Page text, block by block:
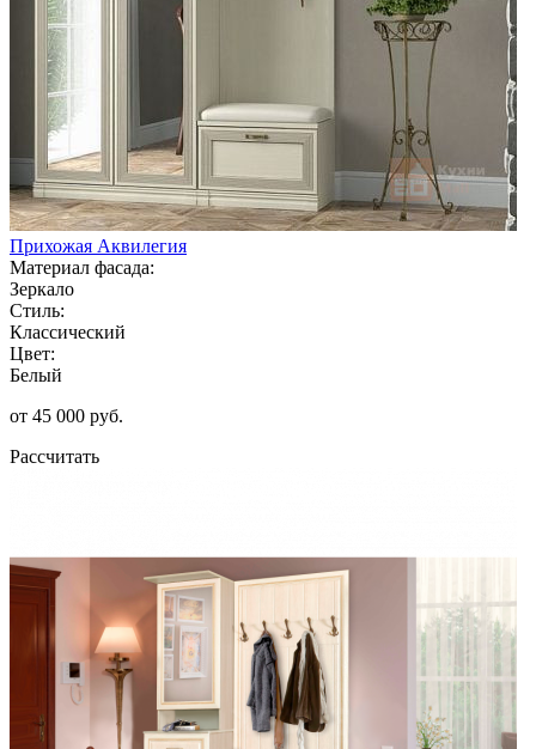
Прихожая Аквилегия
Материал фасада:
Зеркало
Стиль:
Классический
Цвет:
Белый
от 45 000 руб.
Рассчитать